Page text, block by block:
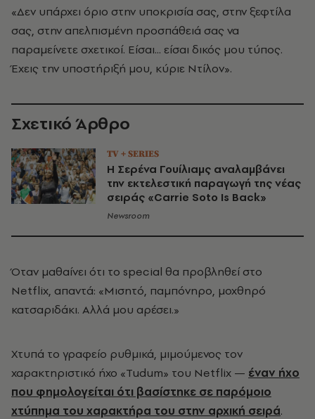
«Δεν υπάρχει όριο στην υποκρισία σας, στην ξεφτίλα
σας, στην απελπισμένη προσπάθειά σας να
παραμείνετε σχετικοί. Είσαι... είσαι δικός μου τύπος.
Έχεις την υποστήριξή μου, κύριε Ντίλον».
Σχετικό Άρθρο
TV + SERIES
Η Σερένα Γουίλιαμς αναλαμβάνει
την εκτελεστική παραγωγή της νέας
σειράς «Carrie Soto Is Back»
Newsroom
Όταν μαθαίνει ότι το special θα προβληθεί στο
Netflix, απαντά: «Μισητό, παμπόνηρο, μοχθηρό
κατσαριδάκι. Αλλά μου αρέσει.»
Χτυπά το γραφείο ρυθμικά, μιμούμενος τον
χαρακτηριστικό ήχο «Tudum» του Netflix — έναν ήχο
που φημολογείται ότι βασίστηκε σε παρόμοιο
χτύπημα του χαρακτήρα του στην αρχική σειρά.